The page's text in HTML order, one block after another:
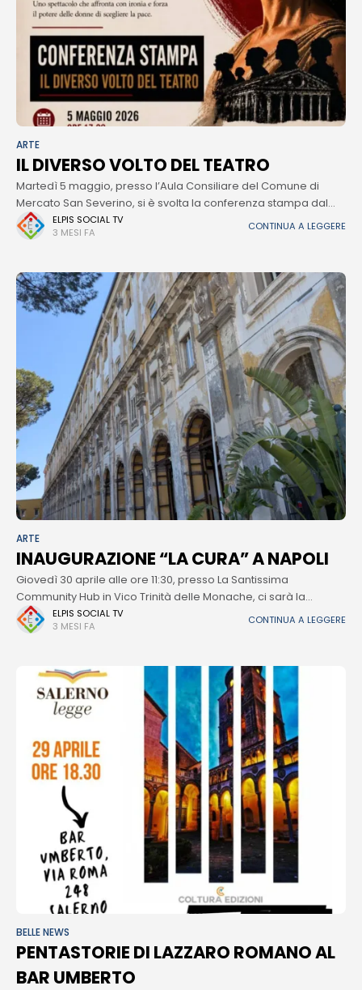
ARTE
IL DIVERSO VOLTO DEL TEATRO
Martedì 5 maggio, presso l’Aula Consiliare del Comune di
Mercato San Severino, si è svolta la conferenza stampa dal
titolo “Il diverso volto del teatro”, un’iniziativa che unisce arte,
istituzioni
ELPIS SOCIAL TV
3 MESI FA
CONTINUA A LEGGERE
ARTE
INAUGURAZIONE “LA CURA” A NAPOLI
Giovedì 30 aprile alle ore 11:30, presso La Santissima
Community Hub in Vico Trinità delle Monache, ci sarà la
conferenza stampa di presentazione de “La Cura”, una nuova
sala di
ELPIS SOCIAL TV
3 MESI FA
CONTINUA A LEGGERE
BELLE NEWS
PENTASTORIE DI LAZZARO ROMANO AL
BAR UMBERTO